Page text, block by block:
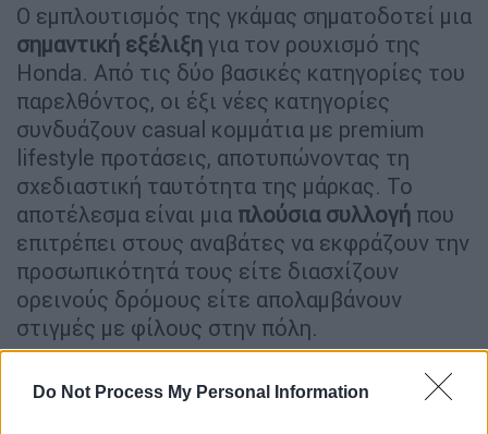
Do Not Process My Personal Information
Ο εμπλουτισμός της γκάμας σηματοδοτεί μια
σημαντική εξέλιξη για τον ρουχισμό της
Honda. Από τις δύο βασικές κατηγορίες του
παρελθόντος, οι έξι νέες κατηγορίες
συνδυάζουν casual κομμάτια με premium
lifestyle προτάσεις, αποτυπώνοντας τη
σχεδιαστική ταυτότητα της μάρκας. Το
αποτέλεσμα είναι μια πλούσια συλλογή που
επιτρέπει στους αναβάτες να εκφράζουν την
προσωπικότητά τους είτε διασχίζουν
ορεινούς δρόμους είτε απολαμβάνουν
στιγμές με φίλους στην πόλη.
πουφάν μοτοσυκλέτας μέχρι ποιοτικά,
καλοραμμέναcasualκομμάτια, οι συλλογές